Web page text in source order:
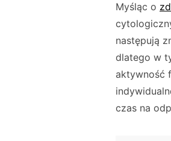
Myśląc o
następują
dlatego w
aktywność
czas na